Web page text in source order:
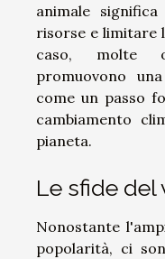
animale
risorse e limitare
caso, molte
promuovono
come un passo
cambiamento
pianeta.
Le sfide del
Nonostante
popolarità, ci